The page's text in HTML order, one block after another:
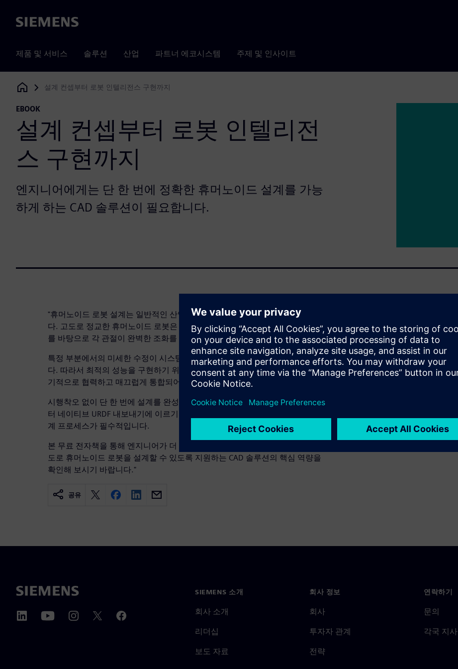
Siemens
제품 및 서비스 솔루션 산업 파트너 에코시스템 주제 및 인사이트
Siemens Digital Industries Software
설계 컨셉부터 로봇 인텔리전스 구현까지
EBOOK
설계 컨셉부터 로봇 인텔리전
스 구현까지
엔지니어에게는 단 한 번에 정확한 휴머노이드 설계를 가능
하게 하는 CAD 솔루션이 필요합니다.
"휴머노이드 로봇 설계는 일반적인 산업용 기계나 부품 설계와는 차원이 다릅니
다. 고도로 정교한 휴머노이드 로봇은 질량, 관성, 무게 중심에 대한 정밀한 제어
를 바탕으로 각 관절이 완벽한 조화를 이루며 작동해야 하기 때문입니다.
특정 부분에서의 미세한 수정이 시스템 전체에 연쇄적인 영향을 미칠 수 있습니
다. 따라서 최적의 성능을 구현하기 위해서는 기계 설계, 전자, 소프트웨어가 유
기적으로 협력하고 매끄럽게 통합되어야 합니다.
시행착오 없이 단 한 번에 설계를 완성하려면, 초기 개념 구조 및 기구학 정의부
터 네이티브 URDF 내보내기에 이르기까지 전 과정을 아우르는 엔드 투 엔드 설
계 프로세스가 필수적입니다.
본 무료 전자책을 통해 엔지니어가 더 빠르고 확신 있게, 그리고 독보적인 정밀
도로 휴머노이드 로봇을 설계할 수 있도록 지원하는 CAD 솔루션의 핵심 역량을
확인해 보시기 바랍니다."
공유
SIEMENS 소개
회사 소개
리더십
보도 자료
회사 정보
회사
투자자 관계
전략
연락하기
문의
각국 지사